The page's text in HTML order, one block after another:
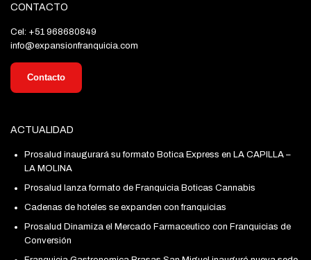
CONTACTO
Cel: +51 968680849
info@expansionfranquicia.com
Contacto
ACTUALIDAD
Prosalud inaugurará su formato Botica Express en LA CAPILLA –
LA MOLINA
Prosalud lanza formato de Franquicia Boticas Cannabis
Cadenas de hoteles se expanden con franquicias
Prosalud Dinamiza el Mercado Farmaceutico con Franquicias de
Conversión